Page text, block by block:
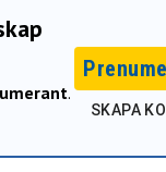
.
SKAPA